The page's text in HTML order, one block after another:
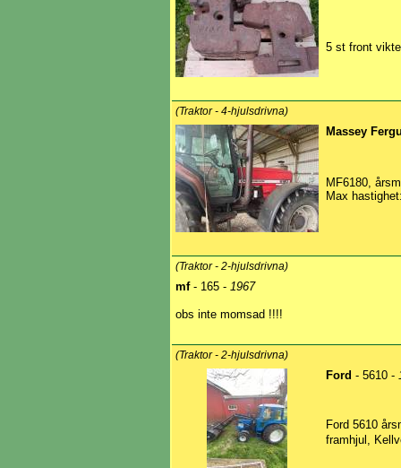
5 st front
(Traktor - 4-hjulsdrivna)
Massey
MF6180,
Max
(Traktor - 2-hjulsdrivna)
mf- 165 - 1967
obs inte momsad !!!!
(Traktor - 2-hjulsdrivna)
Ford - 5610 -
Ford 5610
framhjul,